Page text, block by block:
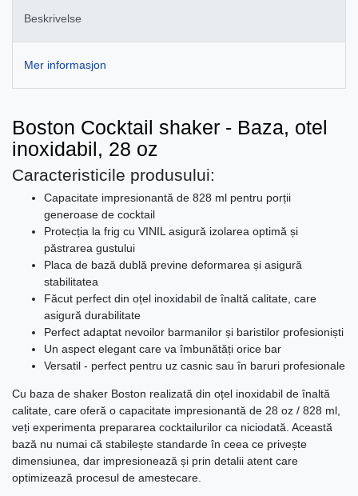
Beskrivelse
Mer informasjon
Boston Cocktail shaker - Baza, otel
inoxidabil, 28 oz
Caracteristicile produsului:
Capacitate impresionantă de 828 ml pentru porții
generoase de cocktail
Protecția la frig cu VINIL asigură izolarea optimă și
păstrarea gustului
Placa de bază dublă previne deformarea și asigură
stabilitatea
Făcut perfect din oțel inoxidabil de înaltă calitate, care
asigură durabilitate
Perfect adaptat nevoilor barmanilor și baristilor profesioniști
Un aspect elegant care va îmbunătăți orice bar
Versatil - perfect pentru uz casnic sau în baruri profesionale
Cu baza de shaker Boston realizată din oțel inoxidabil de înaltă
calitate, care oferă o capacitate impresionantă de 28 oz / 828 ml,
veți experimenta prepararea cocktailurilor ca niciodată. Această
bază nu numai că stabilește standarde în ceea ce privește
dimensiunea, dar impresionează și prin detalii atent care
optimizează procesul de amestecare.